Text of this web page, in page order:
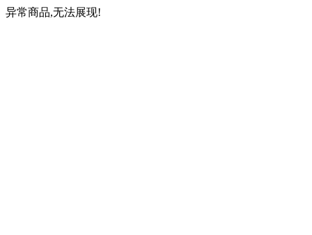
异常商品,无法展现!